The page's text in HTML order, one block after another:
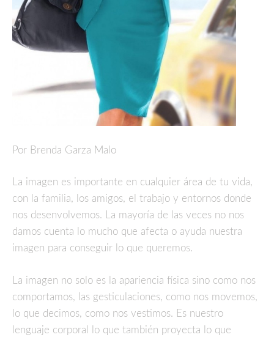
Por Brenda Garza Malo
La imagen es importante en cualquier área de tu vida,
con la familia, los amigos, el trabajo y entornos donde
nos desenvolvemos. La mayoría de las veces no nos
damos cuenta lo mucho que afecta o ayuda nuestra
imagen para conseguir lo que queremos.
La imagen no solo es la apariencia física sino como nos
comportamos, las gesticulaciones, como nos movemos,
lo que decimos, como nos vestimos. Es nuestro
lenguaje corporal lo que también proyecta lo que